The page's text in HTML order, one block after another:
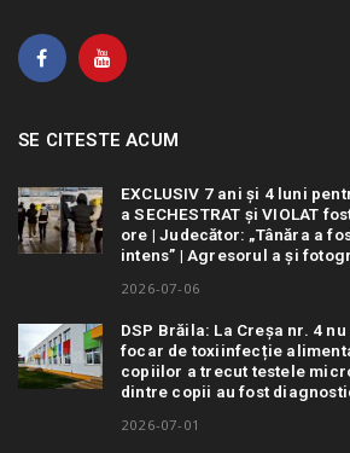
SE CITESTE ACUM
EXCLUSIV 7 ani și 4 luni
a SECHESTRAT și VIOLAT
ore | Judecător: „Tânăra a
intens” | Agresorul a și
2026-07-06
DSP Brăila: La Creșa nr. 4
focar de toxiinfecție
copiilor a trecut testele
dintre copii au fost
2026-07-01